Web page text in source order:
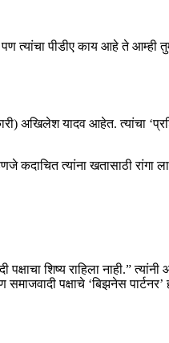
त्यांचा पीडीए काय आहे ते आम्ही
अखिलेश यादव आहेत. त्यांचा
कदाचित त्यांना खतासाठी रांगा
शिष्य राहिला नाही.”
पक्षाचे ‘बिझनेस पार्टनर’